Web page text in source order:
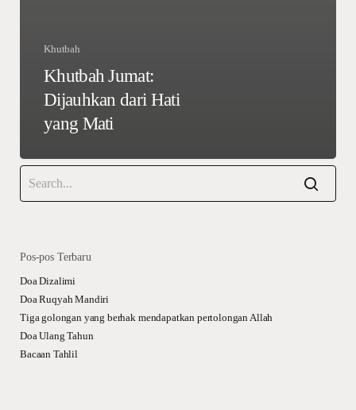
Khutbah
Khutbah Jumat:
Dijauhkan dari Hati
yang Mati
Pos-pos Terbaru
Doa Dizalimi
Doa Ruqyah Mandiri
Tiga golongan yang berhak mendapatkan pertolongan Allah
Doa Ulang Tahun
Bacaan Tahlil